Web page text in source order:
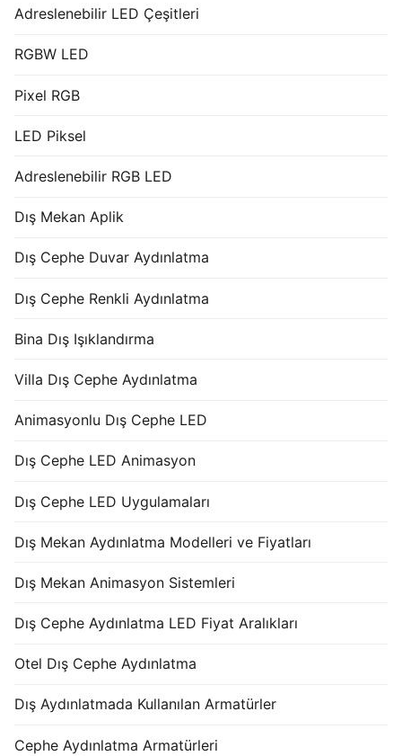
Adreslenebilir LED Çeşitleri
RGBW LED
Pixel RGB
LED Piksel
Adreslenebilir RGB LED
Dış Mekan Aplik
Dış Cephe Duvar Aydınlatma
Dış Cephe Renkli Aydınlatma
Bina Dış Işıklandırma
Villa Dış Cephe Aydınlatma
Animasyonlu Dış Cephe LED
Dış Cephe LED Animasyon
Dış Cephe LED Uygulamaları
Dış Mekan Aydınlatma Modelleri ve Fiyatları
Dış Mekan Animasyon Sistemleri
Dış Cephe Aydınlatma LED Fiyat Aralıkları
Otel Dış Cephe Aydınlatma
Dış Aydınlatmada Kullanılan Armatürler
Cephe Aydınlatma Armatürleri